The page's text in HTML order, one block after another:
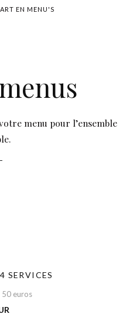
EN MENU'S
menu pour l’ensemble
SERVICES
50 euros